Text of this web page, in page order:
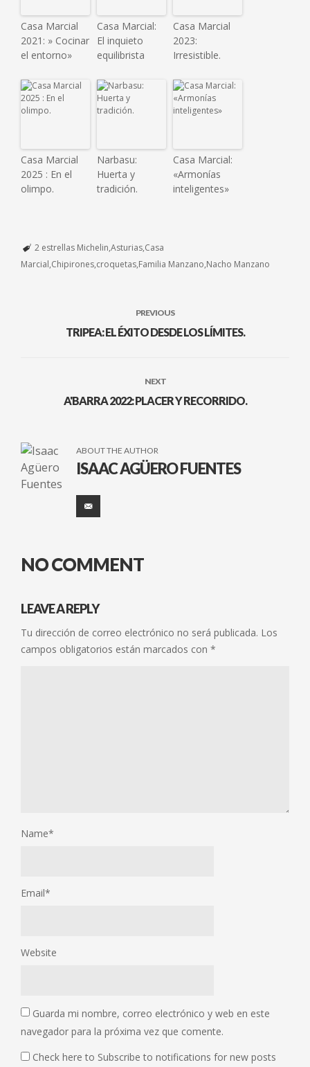
Casa Marcial
2021: » Cocinar
el entorno»
Casa Marcial:
El inquieto
equilibrista
Casa Marcial
2023:
Irresistible.
Casa Marcial
2025 : En el
olimpo.
Narbasu:
Huerta y
tradición.
Casa Marcial:
«Armonías
inteligentes»
2 estrellas Michelin Asturias Casa
Marcial Chipirones croquetas Familia Manzano Nacho Manzano
PREVIOUS
TRIPEA: EL ÉXITO DESDE LOS LÍMITES.
NEXT
A'BARRA 2022: PLACER Y RECORRIDO.
ABOUT THE AUTHOR
ISAAC AGÜERO FUENTES
NO COMMENT
LEAVE A REPLY
Tu dirección de correo electrónico no será publicada. Los
campos obligatorios están marcados con *
Name*
Email*
Website
Guarda mi nombre, correo electrónico y web en este
navegador para la próxima vez que comente.
Check here to Subscribe to notifications for new posts